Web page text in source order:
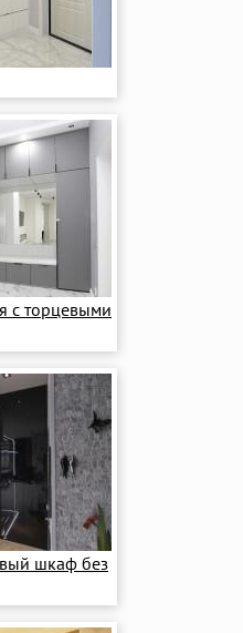
с торцевыми
шкаф без